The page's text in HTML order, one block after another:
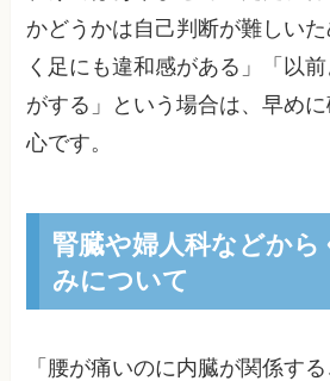
かどうかは自己判断が難しい
く足にも違和感がある」「以
がする」という場合は、早め
心です。
腎臓や婦人科などか
みについて
「腰が痛いのに内臓が関係す